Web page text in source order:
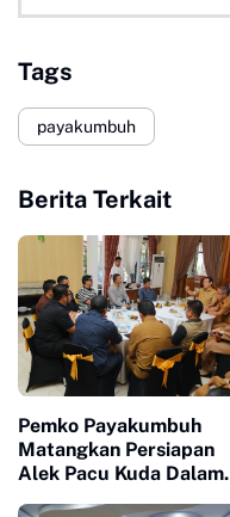
Tags
payakumbuh
Berita Terkait
Pemko Payakumbuh
Matangkan Persiapan
Alek Pacu Kuda Dalam